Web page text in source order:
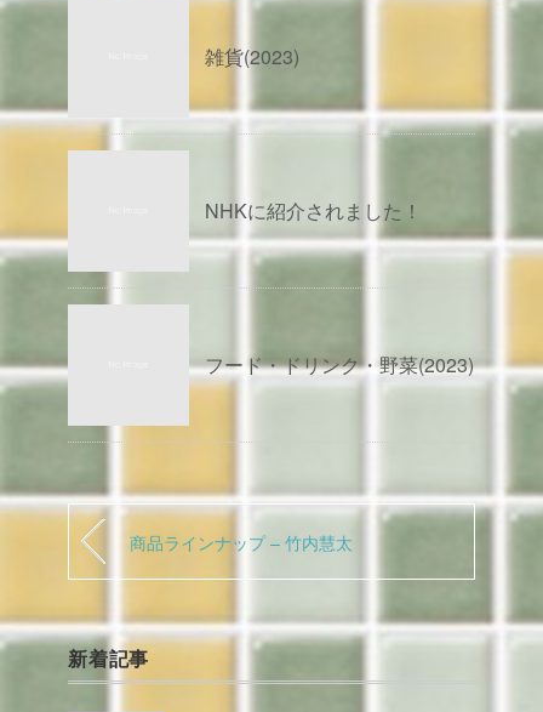
雑貨(2023)
NHKに紹介されました！
フード・ドリンク・野菜(2023)
商品ラインナップ – 竹内慧太
新着記事